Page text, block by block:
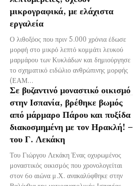
μικρογραφικά, με ελάχιστα
εργαλεία
Ο λιθοξόος που πριν 5.000 χρόνια έδωσε
μορφή στο μικρό λεπτό κομμάτι λευκού
μαρμάρου των Κυκλάδων και δημιούργησε
το σχηματικό ειδώλιο ανθρώπινης μορφής
(ΕΑΜ...
Σε βυζαντινό μοναστικό οικισμό
στην Ισπανία, βρέθηκε βωμός
από μάρμαρο Πάρου και πυξίδα
διακοσμημένη με τον Ηρακλή! –
του Γ. Λεκάκη
Του Γιώργου Λεκάκη Ένας οχυρωμένος
μοναστικός οικισμός που χρονολογείται
στον 6ο αιώνα μ.Χ. ανακαλύφθηκε στην